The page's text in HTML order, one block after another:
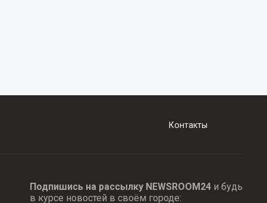
Контакты
Подпишись на рассылку NEWSROOM24и будь
в курсе новостей в своём городе: